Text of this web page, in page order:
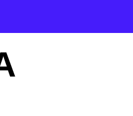
лікарнях